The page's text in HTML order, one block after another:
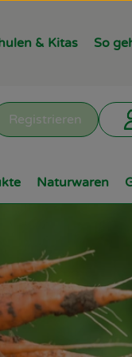
& Kitas So
Registrieren
Naturwaren